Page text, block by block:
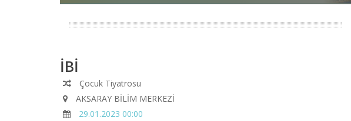
İBİ
Çocuk Tiyatrosu
AKSARAY BİLİM MERKEZİ
29.01.2023 00:00